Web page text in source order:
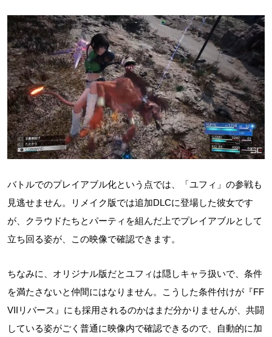
バトルでのプレイアブル化という点では、「ユフィ」の参戦も
見逃せません。リメイク版では追加DLCに登場した彼女です
が、クラウドたちとパーティを組んだ上でプレイアブルとして
立ち回る姿が、この映像で確認できます。
ちなみに、オリジナル版だとユフィは隠しキャラ扱いで、条件
を満たさないと仲間にはなりません。こうした条件付けが『FF
VIIリバース』にも採用されるのかはまだ分かりませんが、共闘
している姿がごく普通に映像内で確認できるので、自動的に加